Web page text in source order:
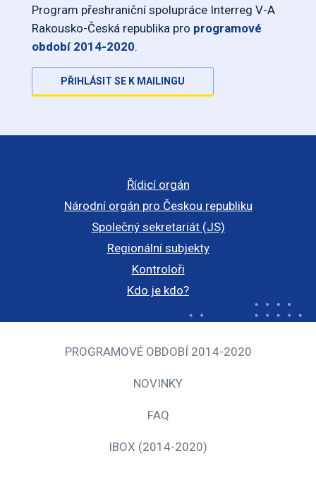
Program přeshraniční spolupráce Interreg V-A
Rakousko-Česká republika pro programové
období 2014-2020.
PŘIHLÁSIT SE K MAILINGU
Řídicí orgán
Národní orgán pro Českou republiku
Společný sekretariát (JS)
Regionální subjekty
Kontroloři
Kdo je kdo?
PROGRAMOVÉ OBDOBÍ 2014-2020
NOVINKY
FAQ
IBOX (2014-2020)